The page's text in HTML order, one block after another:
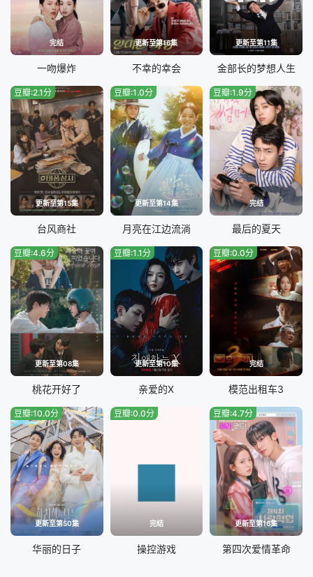
完结
一吻爆炸
更新至第16集
不幸的幸会
更新至第11集
金部长的梦想人生
更新至第15集
豆瓣:2.1分
台风商社
更新至第14集
豆瓣:1.0分
月亮在江边流淌
完结
豆瓣:1.9分
最后的夏天
更新至第08集
豆瓣:4.6分
桃花开好了
更新至第10集
豆瓣:1.1分
亲爱的X
完结
豆瓣:0.0分
模范出租车3
更新至第50集
豆瓣:10.0分
华丽的日子
完结
豆瓣:0.0分
操控游戏
更新至第16集
豆瓣:4.7分
第四次爱情革命